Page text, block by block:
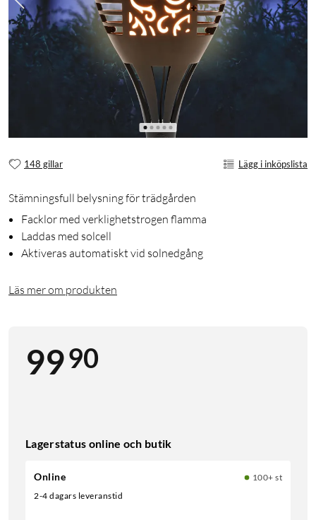
148 gillar Lägg i inköpslista
Stämningsfull belysning för trädgården
Facklor med verklighetstrogen flamma
Laddas med solcell
Aktiveras automatiskt vid solnedgång
Läs mer om produkten
9990
Lagerstatus online och butik
Online
100+ st
2-4 dagars leveranstid